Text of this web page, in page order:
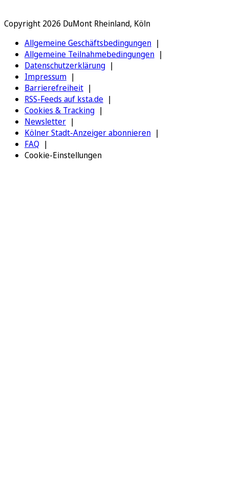
Copyright 2026 DuMont Rheinland, Köln
Allgemeine Geschäftsbedingungen
Allgemeine Teilnahmebedingungen
Datenschutzerklärung
Impressum
Barrierefreiheit
RSS-Feeds auf ksta.de
Cookies & Tracking
Newsletter
Kölner Stadt-Anzeiger abonnieren
FAQ
Cookie-Einstellungen